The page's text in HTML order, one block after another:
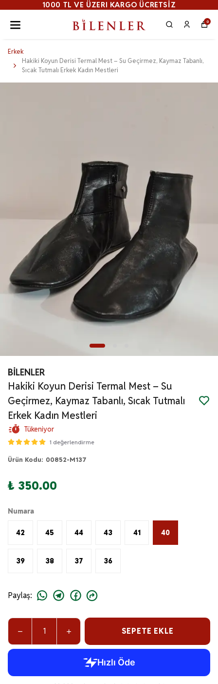
1000 TL VE ÜZERI KARGO ÜCRETSİZ
0
Erkek
Hakiki Koyun Derisi Termal Mest – Su Geçirmez, Kaymaz Tabanlı,
Sıcak Tutmalı Erkek Kadın Mestleri
BİLENLER
Hakiki Koyun Derisi Termal Mest – Su
Geçirmez, Kaymaz Tabanlı, Sıcak Tutmalı
Erkek Kadın Mestleri
Tükeniyor
1 değerlendirme
Ürün Kodu: 00852-M137
₺ 350.00
Numara
42 45 44 43 41 40
39 38 37 36
Paylaş:
SEPETE EKLE